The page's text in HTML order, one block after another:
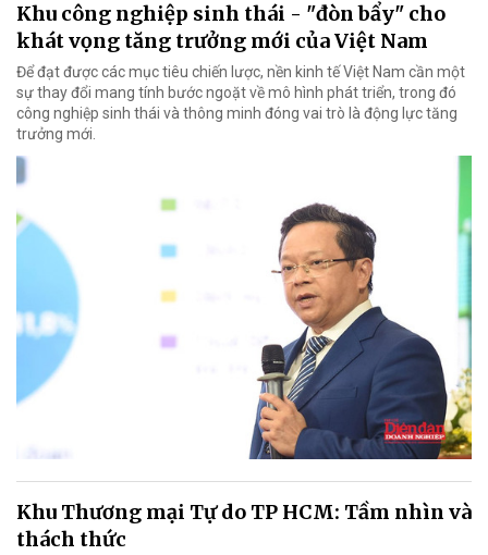
Khu công nghiệp sinh thái - "đòn bẩy" cho
khát vọng tăng trưởng mới của Việt Nam
Để đạt được các mục tiêu chiến lược, nền kinh tế Việt Nam cần một
sự thay đổi mang tính bước ngoặt về mô hình phát triển, trong đó
công nghiệp sinh thái và thông minh đóng vai trò là động lực tăng
trưởng mới.
Khu Thương mại Tự do TP HCM: Tầm nhìn và
thách thức